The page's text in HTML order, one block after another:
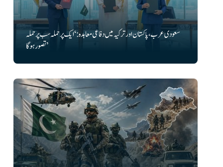
سعودی عرب، پاکستان اور ترکیہ میں دفاعی معاہدہ: ‘ایک پر حملہ سب پر حملہ
تصور ہوگا’